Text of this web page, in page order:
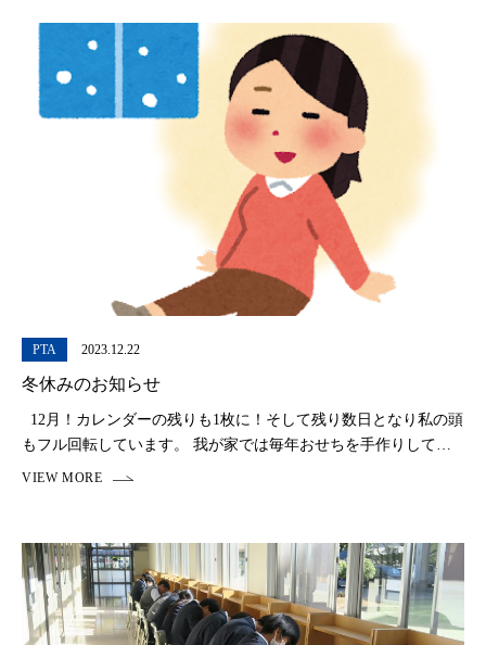
PTA 2023.12.22
冬休みのお知らせ
12月！カレンダーの残りも1枚に！そして残り数日となり私の頭
もフル回転しています。 我が家では毎年おせちを手作りしてい
ます。 最近では、1月1日から開いているお店もあるので作らな